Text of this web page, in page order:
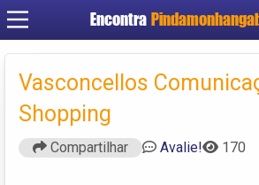
Encontra
Cadastrar
Criar conta
Vasconcellos
Shopping
Compartilhar Avalie! 170